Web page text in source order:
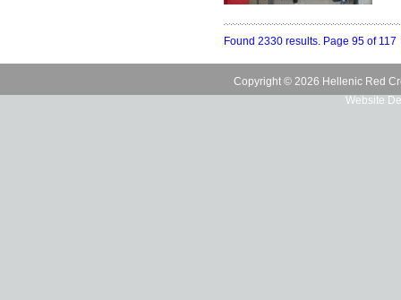
Found 2330 results. Page 95 of 117
Copyright © 2026 Hellenic Red
Website